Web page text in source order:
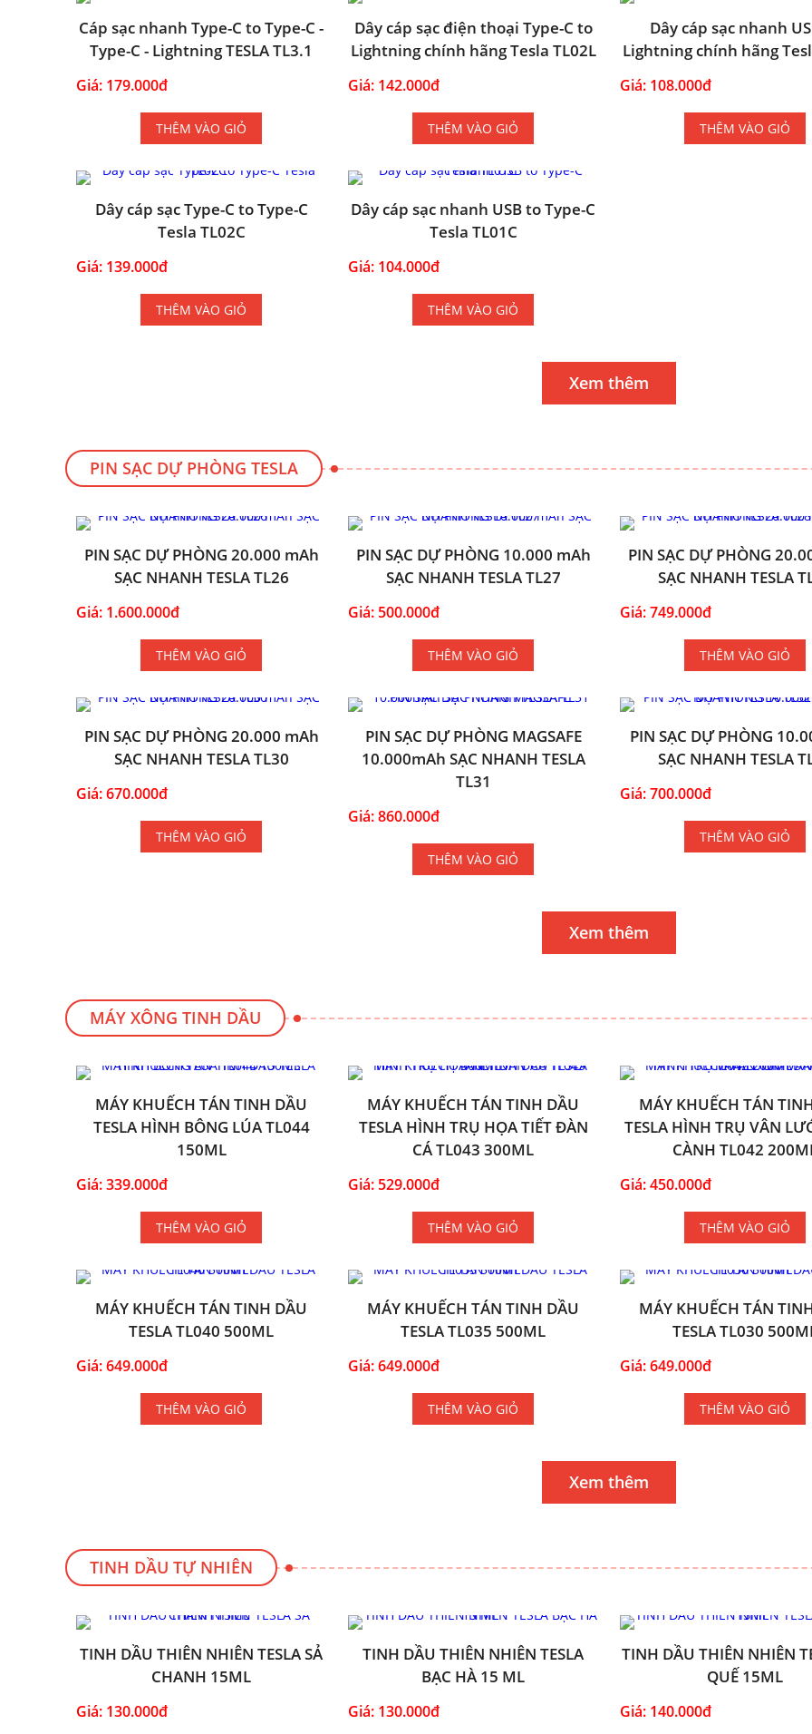
Cáp sạc nhanh Type-C to Type-C -
Type-C - Lightning TESLA TL3.1
Giá: 179.000đ
THÊM VÀO GIỎ
Dây cáp sạc điện thoại Type-C to
Lightning chính hãng Tesla TL02L
Giá: 142.000đ
THÊM VÀO GIỎ
Dây cáp sạc nhanh
Lightning chính hãng
Giá: 108.000đ
THÊM VÀO GIỎ
Dây cáp sạc Type-C to Type-C
Tesla TL02C
Giá: 139.000đ
THÊM VÀO GIỎ
Dây cáp sạc nhanh USB to Type-C
Tesla TL01C
Giá: 104.000đ
THÊM VÀO GIỎ
Xem thêm
PIN SẠC DỰ PHÒNG TESLA
PIN SẠC DỰ PHÒNG 20.000 mAh
SẠC NHANH TESLA TL26
Giá: 1.600.000đ
THÊM VÀO GIỎ
PIN SẠC DỰ PHÒNG 10.000 mAh
SẠC NHANH TESLA TL27
Giá: 500.000đ
THÊM VÀO GIỎ
PIN SẠC DỰ PHÒNG
SẠC NHANH TESLA
Giá: 749.000đ
THÊM VÀO GIỎ
PIN SẠC DỰ PHÒNG 20.000 mAh
SẠC NHANH TESLA TL30
Giá: 670.000đ
THÊM VÀO GIỎ
PIN SẠC DỰ PHÒNG MAGSAFE
10.000mAh SẠC NHANH TESLA
TL31
Giá: 860.000đ
THÊM VÀO GIỎ
PIN SẠC DỰ PHÒNG
SẠC NHANH TESLA
Giá: 700.000đ
THÊM VÀO GIỎ
Xem thêm
MÁY XÔNG TINH DẦU
MÁY KHUẾCH TÁN TINH DẦU
TESLA HÌNH BÔNG LÚA TL044
150ML
Giá: 339.000đ
THÊM VÀO GIỎ
MÁY KHUẾCH TÁN TINH DẦU
TESLA HÌNH TRỤ HỌA TIẾT ĐÀN
CÁ TL043 300ML
Giá: 529.000đ
THÊM VÀO GIỎ
MÁY KHUẾCH TÁN
TESLA HÌNH TRỤ VÂN
CÀNH TL042
Giá: 450.000đ
THÊM VÀO GIỎ
MÁY KHUẾCH TÁN TINH DẦU
TESLA TL040 500ML
Giá: 649.000đ
THÊM VÀO GIỎ
MÁY KHUẾCH TÁN TINH DẦU
TESLA TL035 500ML
Giá: 649.000đ
THÊM VÀO GIỎ
MÁY KHUẾCH TÁN
TESLA TL030
Giá: 649.000đ
THÊM VÀO GIỎ
Xem thêm
TINH DẦU TỰ NHIÊN
TINH DẦU THIÊN NHIÊN TESLA SẢ
CHANH 15ML
Giá: 130.000đ
TINH DẦU THIÊN NHIÊN TESLA
BẠC HÀ 15 ML
Giá: 130.000đ
TINH DẦU THIÊN NHIÊN
QUẾ 15ML
Giá: 140.000đ